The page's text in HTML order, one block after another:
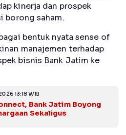
kinerja dan prospek
borong saham.
bentuk nyata sense of
manajemen terhadap
bisnis Bank Jatim ke
13:18 WIB
Bank Jatim Boyong
Sekaligus